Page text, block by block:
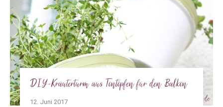
DIY-Kräuterturm aus Tontöpfen für den Balkon
12. Juni 2017